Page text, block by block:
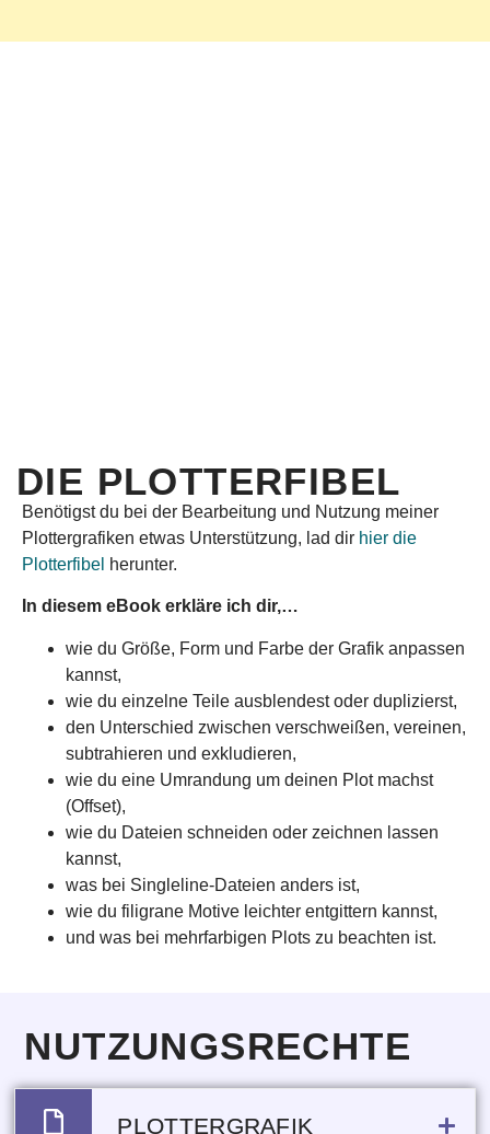
DIE PLOTTERFIBEL
Benötigst du bei der Bearbeitung und Nutzung meiner
Plottergrafiken etwas Unterstützung, lad dir hier die
Plotterfibel herunter.
In diesem eBook erkläre ich dir,…
wie du Größe, Form und Farbe der Grafik anpassen
kannst,
wie du einzelne Teile ausblendest oder duplizierst,
den Unterschied zwischen verschweißen, vereinen,
subtrahieren und exkludieren,
wie du eine Umrandung um deinen Plot machst
(Offset),
wie du Dateien schneiden oder zeichnen lassen
kannst,
was bei Singleline-Dateien anders ist,
wie du filigrane Motive leichter entgittern kannst,
und was bei mehrfarbigen Plots zu beachten ist.
NUTZUNGSRECHTE
PLOTTERGRAFIK